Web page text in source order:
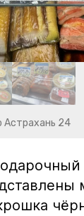
Астрахань 24